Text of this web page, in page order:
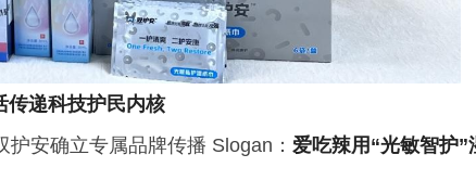
传递科技护民内核
护安确立专属品牌传播 Slogan： 爱吃辣用“光敏智护”